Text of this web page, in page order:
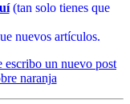
(tan solo tienes que
nuevos artículos.